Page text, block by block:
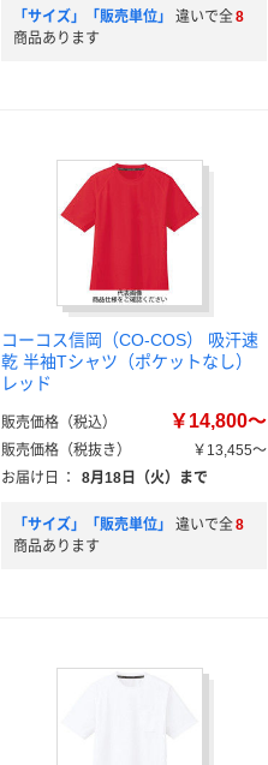
「サイズ」「販売単位」 違いで全8
商品あります
コーコス信岡（CO-COS） 吸汗速
乾 半袖Tシャツ（ポケットなし）
レッド
販売価格（税込） ￥14,800～
販売価格（税抜き）
￥13,455～
お届け日
： 8月18日（火）まで
「サイズ」「販売単位」 違いで全8
商品あります